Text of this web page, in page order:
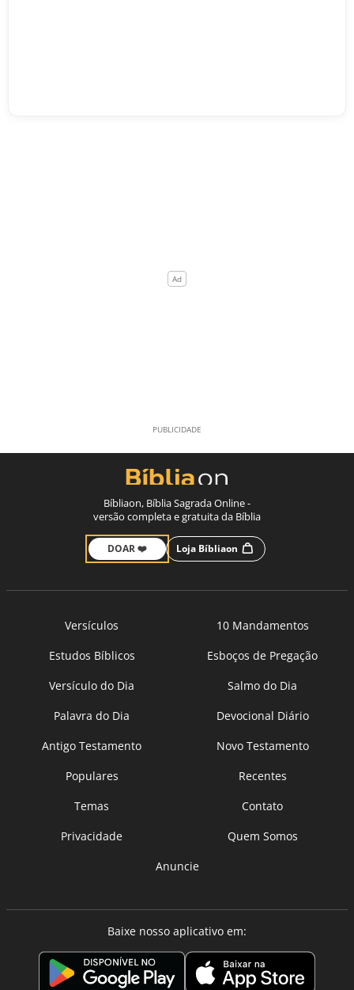
Bíbliaon, Bíblia Sagrada Online -
versão completa e gratuita da Bíblia
DOAR ❤️ Loja Bíbliaon
Versículos
10 Mandamentos
Estudos Bíblicos
Esboços de Pregação
Versículo do Dia
Salmo do Dia
Palavra do Dia
Devocional Diário
Antigo Testamento
Novo Testamento
Populares
Recentes
Temas
Contato
Privacidade
Quem Somos
Anuncie
Baixe nosso aplicativo em: